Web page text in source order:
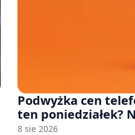
Podwyżka cen
ten poniedziałek?
8 sie 2026